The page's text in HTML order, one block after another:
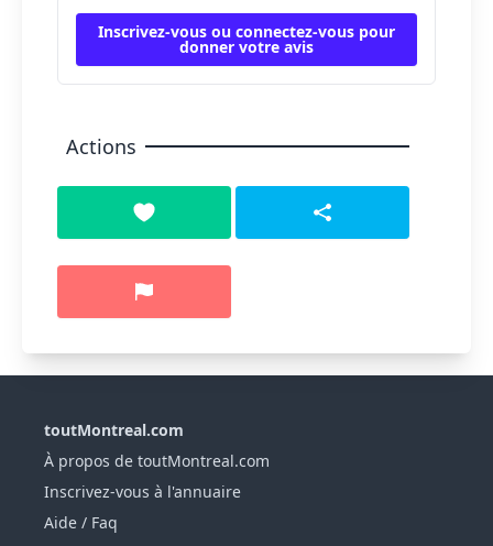
Inscrivez-vous ou connectez-vous pour
donner votre avis
Actions
toutMontreal.com
À propos de toutMontreal.com
Inscrivez-vous à l'annuaire
Aide / Faq